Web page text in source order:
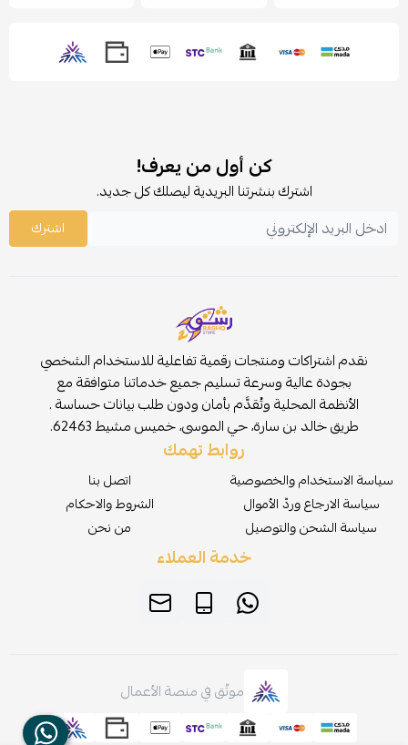
كن أول من يعرف!
اشترك بنشرتنا البريدية ليصلك كل جديد.
اشترك
نقدم اشتراكات ومنتجات رقمية تفاعلية للاستخدام الشخصي
بجودة عالية وسرعة تسليم جميع خدماتنا متوافقة مع
الأنظمة المحلية وتُقدَّم بأمان ودون طلب بيانات حساسة .
طريق خالد بن سارة، حي الموسى، خميس مشيط 62463.
روابط تهمك
سياسة الاستخدام والخصوصية
سياسة الارجاع وردّ الأموال
سياسة الشحن والتوصيل
اتصل بنا
الشروط والاحكام
من نحن
خدمة العملاء
موثّق في منصة الأعمال